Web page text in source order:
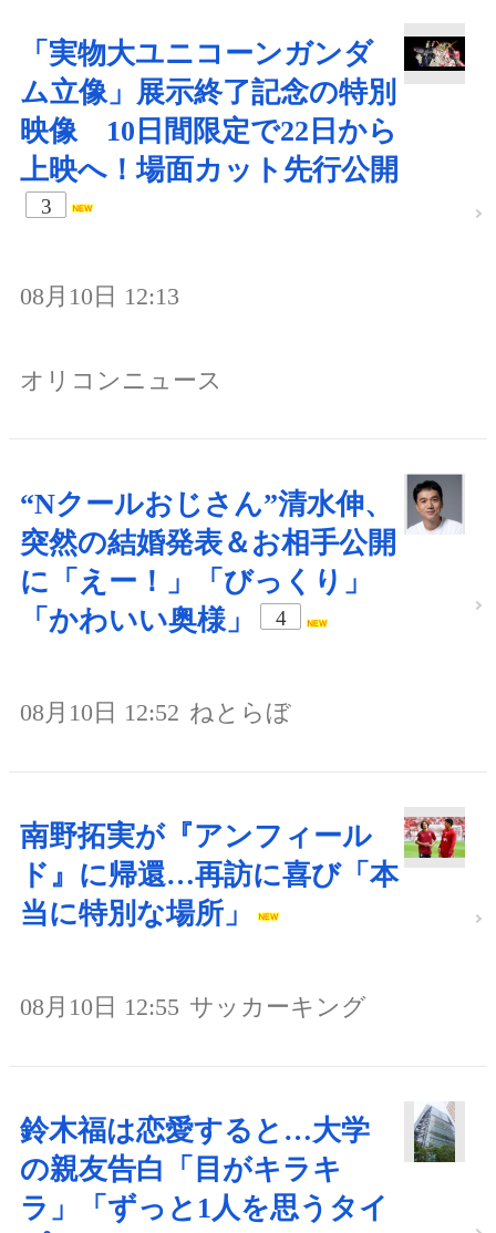
「実物大ユニコーンガンダ
ム立像」展示終了記念の特別
映像 10日間限定で22日から
上映へ！場面カット先行公開
3
08月10日 12:13
オリコンニュース
“Nクールおじさん”清水伸、
突然の結婚発表＆お相手公開
に「えー！」「びっくり」
「かわいい奥様」
4
08月10日 12:52 ねとらぼ
南野拓実が『アンフィール
ド』に帰還…再訪に喜び「本
当に特別な場所」
08月10日 12:55 サッカーキング
鈴木福は恋愛すると…大学
の親友告白「目がキラキ
ラ」「ずっと1人を思うタイ